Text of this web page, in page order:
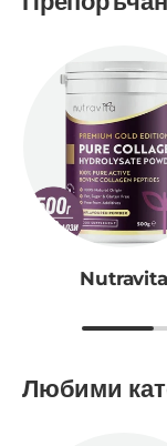
Nutravita
Любими